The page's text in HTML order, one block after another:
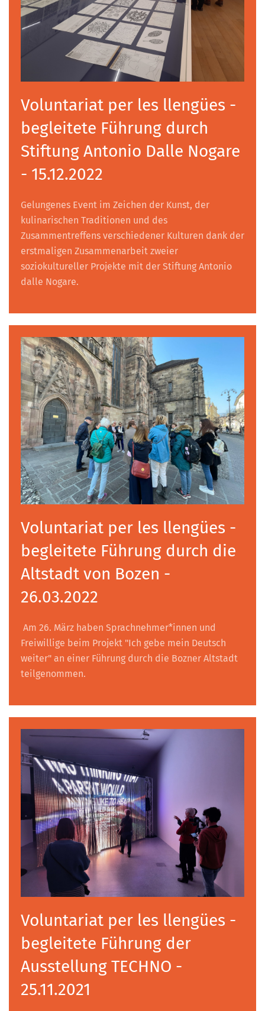
Voluntariat per les llengües -
begleitete Führung durch
Stiftung Antonio Dalle Nogare
- 15.12.2022
Gelungenes Event im Zeichen der Kunst, der
kulinarischen Traditionen und des
Zusammentreffens verschiedener Kulturen dank der
erstmaligen Zusammenarbeit zweier
soziokultureller Projekte mit der Stiftung Antonio
dalle Nogare.
Voluntariat per les llengües -
begleitete Führung durch die
Altstadt von Bozen -
26.03.2022
Am 26. März haben Sprachnehmer*innen und
Freiwillige beim Projekt "Ich gebe mein Deutsch
weiter" an einer Führung durch die Bozner Altstadt
teilgenommen.
Voluntariat per les llengües -
begleitete Führung der
Ausstellung TECHNO -
25.11.2021